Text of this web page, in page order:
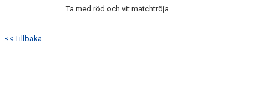
Ta med röd och vit matchtröja
<< Tillbaka